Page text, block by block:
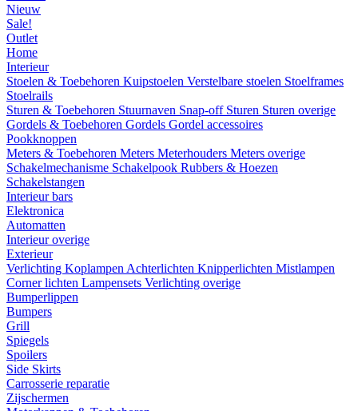
Nieuw
Sale!
Outlet
Home
Interieur
Stoelen & Toebehoren Kuipstoelen Verstelbare stoelen Stoelframes
Stoelrails
Sturen & Toebehoren Stuurnaven Snap-off Sturen Sturen overige
Gordels & Toebehoren Gordels Gordel accessoires
Pookknoppen
Meters & Toebehoren Meters Meterhouders Meters overige
Schakelmechanisme Schakelpook Rubbers & Hoezen
Schakelstangen
Interieur bars
Elektronica
Automatten
Interieur overige
Exterieur
Verlichting Koplampen Achterlichten Knipperlichten Mistlampen
Corner lichten Lampensets Verlichting overige
Bumperlippen
Bumpers
Grill
Spiegels
Spoilers
Side Skirts
Carrosserie reparatie
Zijschermen